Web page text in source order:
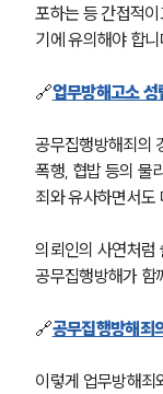
포하는 등 간접적
기에 유의해야 합니
🔗업무방해고소 성
공무집행방해죄의
폭행, 협밥 등의 물
죄와 유사하면서도
의뢰인의 사연처럼
공무집행방해가 함
🔗공무집행방해죄
이렇게 업무방해죄